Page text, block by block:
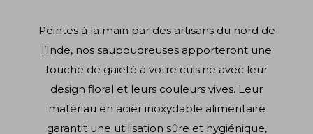
Peintes à la main par des artisans du nord de
l’Inde, nos saupoudreuses apporteront une
touche de gaieté à votre cuisine avec leur
design floral et leurs couleurs vives. Leur
matériau en acier inoxydable alimentaire
garantit une utilisation sûre et hygiénique,